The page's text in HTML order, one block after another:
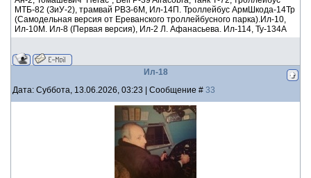
МТБ-82 (ЗиУ-2), трамвай РВЗ-6М, Ил-14П. Троллейбус АрмШкода-14Тр
(Самодельная версия от Ереванского троллейбусного парка).Ил-10,
Ил-10М. Ил-8 (Первая версия), Ил-2 Л. Афанасьева. Ил-114, Ту-134А
Ил-18
Дата: Суббота, 13.06.2026, 03:23 | Сообщение # 33